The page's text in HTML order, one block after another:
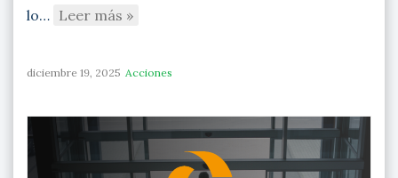
lo… Leer más »
diciembre 19, 2025 Acciones